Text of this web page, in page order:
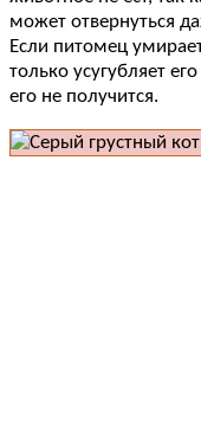
может отвернуться
Если питомец
только усугубляет
его не получится.